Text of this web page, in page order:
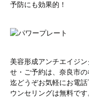
予防にも効果的！
美容形成アンチエイジ
せ・ご予約は、奈良市
迄どうぞお気軽にお電
ウンセリングは無料です